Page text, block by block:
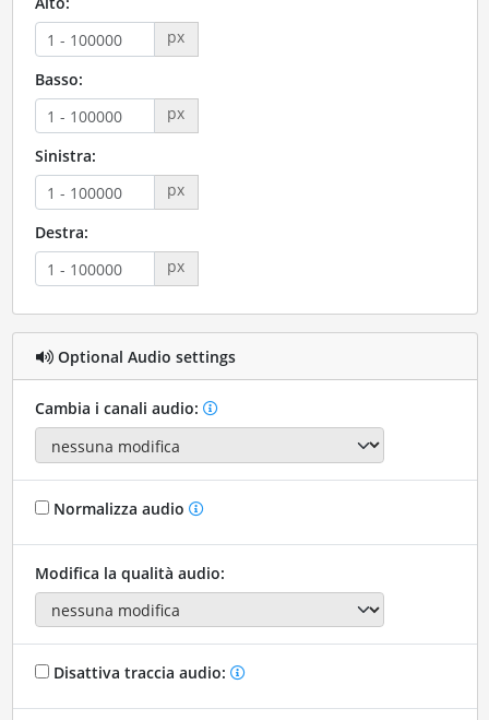
px
Basso:
px
Sinistra:
px
Destra:
px
Optional Audio settings
Cambia i canali audio:
Normalizza audio
Modifica la qualità audio:
Disattiva traccia audio: